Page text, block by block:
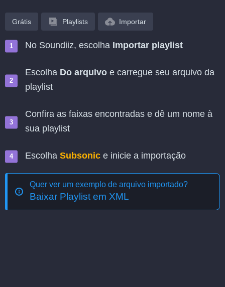
Grátis Playlists Importar
No Soundiiz, escolha Importar playlist
Escolha Do arquivo e carregue seu arquivo da
playlist
Confira as faixas encontradas e dê um nome à
sua playlist
Escolha Subsonic e inicie a importação
Quer ver um exemplo de arquivo importado?
Baixar Playlist em XML